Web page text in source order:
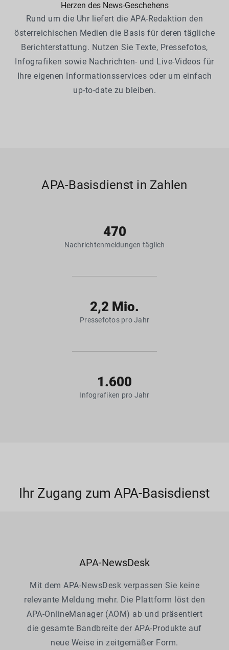
Herzen des News-Geschehens
Rund um die Uhr liefert die APA-Redaktion den
österreichischen Medien die Basis für deren tägliche
Berichterstattung. Nutzen Sie Texte, Pressefotos,
Infografiken sowie Nachrichten- und Live-Videos für
Ihre eigenen Informationsservices oder um einfach
up-to-date zu bleiben.
APA-Basisdienst in Zahlen
470
Nachrichtenmeldungen täglich
2,2 Mio.
Pressefotos pro Jahr
1.600
Infografiken pro Jahr
Ihr Zugang zum APA-Basisdienst
APA-NewsDesk
Mit dem APA-NewsDesk verpassen Sie keine
relevante Meldung mehr. Die Plattform löst den
APA-OnlineManager (AOM) ab und präsentiert
die gesamte Bandbreite der APA-Produkte auf
neue Weise in zeitgemäßer Form.